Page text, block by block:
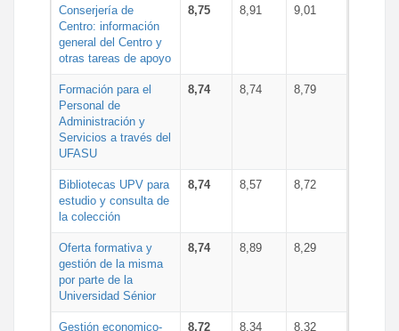
Conserjería de
Centro: información
general del Centro y
otras tareas de apoyo
8,75 8,91 9,01
Formación para el
Personal de
Administración y
Servicios a través del
UFASU
8,74 8,74 8,79
Bibliotecas UPV para
estudio y consulta de
la colección
8,74 8,57 8,72
Oferta formativa y
gestión de la misma
por parte de la
Universidad Sénior
8,74 8,89 8,29
Gestión economico- 8,72 8,34 8,32